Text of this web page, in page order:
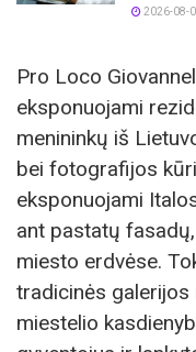
2026-08-
Pro Loco
eksponuojami
menininkų iš
bei fotografijos
eksponuojami
ant pastatų
miesto erdvėse.
tradicinės
miestelio